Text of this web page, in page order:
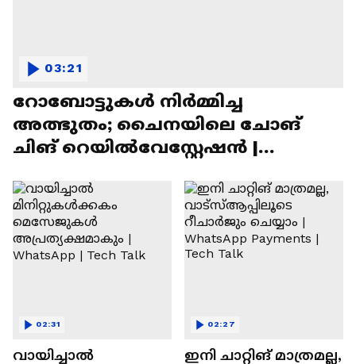
റോബോട്ടുകൾ നിർമ്മിച്ച
അത്ഭുതം; ചൈനയിലെ ചോങ്
ചിങ് റെയിൽവേസ്റ്റേഷൻ |
03:21
വായിച്ചാൽ
02:31
ഇനി ചാറ്റിങ് മാത്രമല്ല,
02:27